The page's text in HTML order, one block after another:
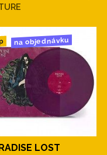
na objednávku
LOST